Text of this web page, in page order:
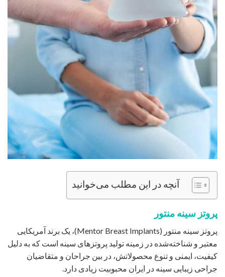
آنچه در این مطلب می‌خوانید
پروتز سینه منتور
پروتز سینه منتور (Mentor Breast Implants)، یک برند آمریکایی
معتبر و شناخته‌شده در زمینه تولید پروتزهای سینه است که به دلیل
کیفیت، ایمنی و تنوع محصولاتش، در بین جراحان و متقاضیان
جراحی زیبایی سینه در ایران محبوبیت زیادی دارد.